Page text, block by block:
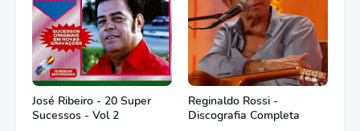
José Ribeiro - 20 Super
Sucessos - Vol 2
Reginaldo Rossi -
Discografia Completa